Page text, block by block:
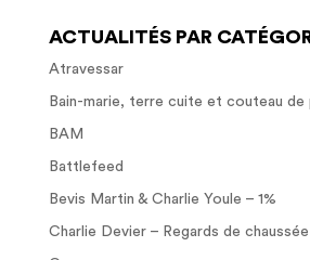
ACTUALITÉS PAR
Atravessar
Bain-marie, terre cuite et couteau de
BAM
Battlefeed
Bevis Martin & Charlie Youle – 1%
Charlie Devier – Regards de chaussée